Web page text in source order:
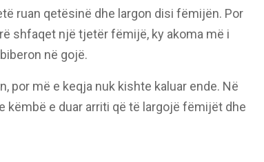
ruan qetësinë dhe largon disi fëmijën. Por
shfaqet një tjetër fëmijë, ky akoma më i
në gojë.
por më e keqja nuk kishte kaluar ende. Në
këmbë e duar arriti që të largojë fëmijët dhe